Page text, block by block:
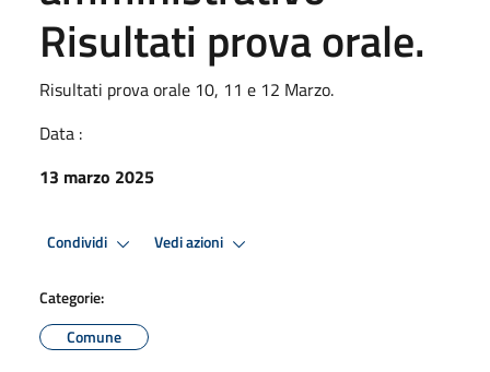
Risultati prova orale.
Risultati prova orale 10, 11 e 12 Marzo.
Data :
13 marzo 2025
Condividi Vedi azioni
Categorie:
Comune